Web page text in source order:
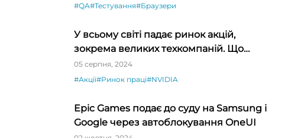
#QA#Тестування#Браузери
У всьому світі падає ринок акцій,
зокрема великих техкомпаній. Що
відбувається?
05 серпня, 2024
#Акції#Ринок праці#NVIDIA
Epic Games подає до суду на Samsung і
Google через автоблокування OneUI